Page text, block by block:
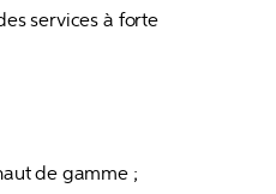
services à forte
de gamme ;